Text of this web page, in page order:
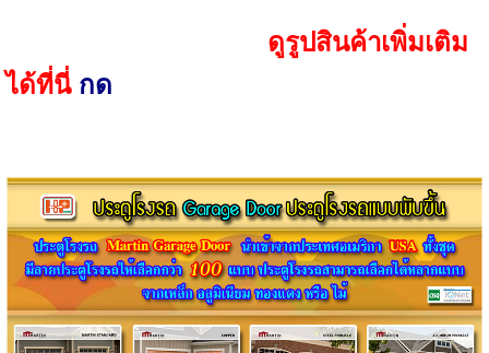
ดูรูปสินค้าเพิ่มเติม
ได้ที่นี่กด